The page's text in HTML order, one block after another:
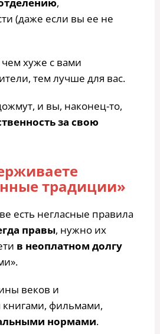
,
(даже если вы ее не
хуже с вами
тем лучше для вас.
и вы, наконец-то,
за свою
традиции»
есть негласные правила
правы, нужно их
в неоплатном долгу
веков и
книгами, фильмами,
нормами.